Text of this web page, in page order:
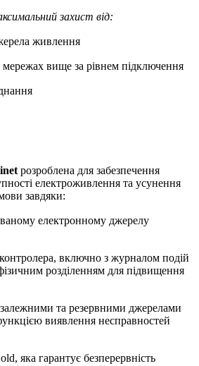
захист від:
живлення
мережах вище за рівнем підключення
розроблена для забезпечення
електроживлення та усунення
завдяки:
електронному джерелу
включно з журналом подій
розділенням для підвищення
та резервними джерелами
виявлення несправностей
яка гарантує безперервність